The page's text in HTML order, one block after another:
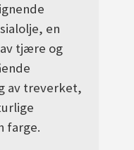
en
tjære og
av treverket,
farge.